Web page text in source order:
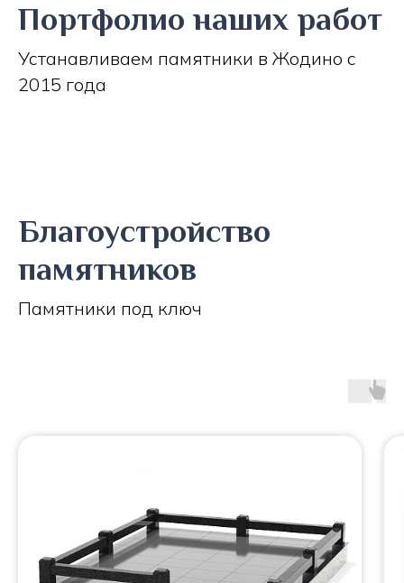
Портфолио наших работ
Устанавливаем памятники в Жодино с
2015 года
Благоустройство
памятников
Памятники под ключ